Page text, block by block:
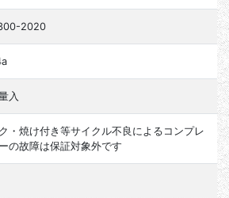
2020
入
・焼け付き等サイクル不良によるコンプレ
の故障は保証対象外です